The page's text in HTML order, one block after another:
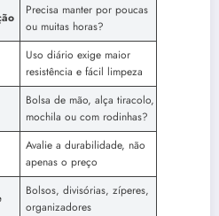
Precisa manter por poucas
ou muitas horas?
Uso diário exige maior
resistência e fácil limpeza
Bolsa de mão, alça tiracolo,
mochila ou com rodinhas?
Avalie a durabilidade, não
apenas o preço
Bolsos, divisórias, zíperes,
organizadores